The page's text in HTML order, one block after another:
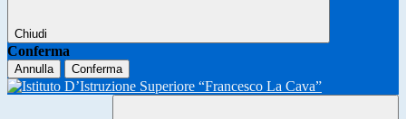
Chiudi
Conferma
Annulla Conferma